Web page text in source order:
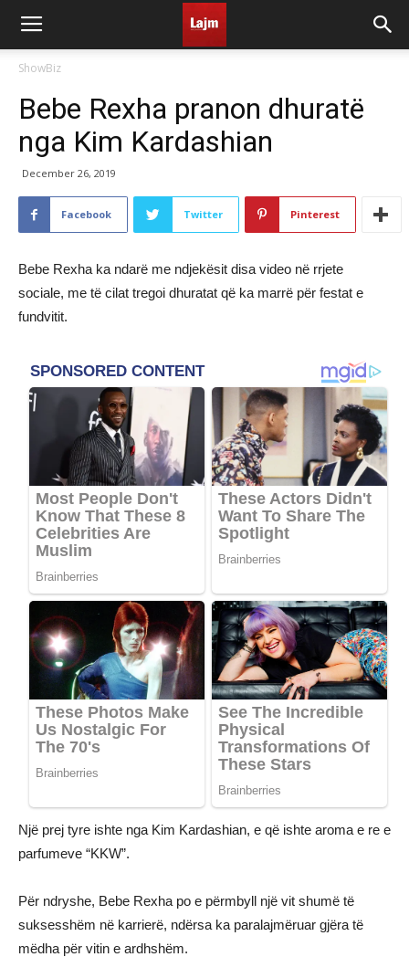
ShowBiz
Bebe Rexha pranon dhuratë
nga Kim Kardashian
December 26, 2019
Facebook Twitter Pinterest
Bebe Rexha ka ndarë me ndjekësit disa video në rrjete
sociale, me të cilat tregoi dhuratat që ka marrë për festat e
fundvitit.
Një prej tyre ishte nga Kim Kardashian, e që ishte aroma e re e
parfumeve “KKW”.
Për ndryshe, Bebe Rexha po e përmbyll një vit shumë të
suksesshëm në karrierë, ndërsa ka paralajmëruar gjëra të
mëdha për vitin e ardhshëm.